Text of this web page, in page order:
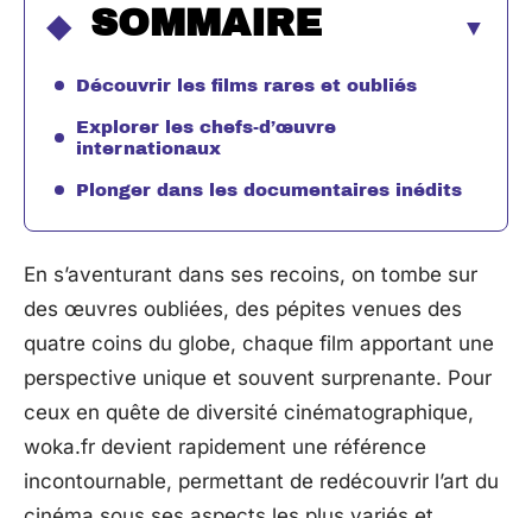
SOMMAIRE
Découvrir les films rares et oubliés
Explorer les chefs-d’œuvre
internationaux
Plonger dans les documentaires inédits
En s’aventurant dans ses recoins, on tombe sur
des œuvres oubliées, des pépites venues des
quatre coins du globe, chaque film apportant une
perspective unique et souvent surprenante. Pour
ceux en quête de diversité cinématographique,
woka.fr devient rapidement une référence
incontournable, permettant de redécouvrir l’art du